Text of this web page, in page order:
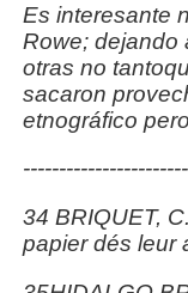
Es interesante
Rowe; dejando
otras no
sacaron
etnográfico
34 BRIQUET,
papier dés leur